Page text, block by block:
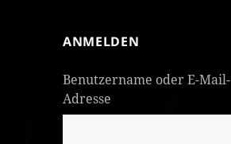
ANMELDEN
Benutzername oder E-Mail-
Adresse